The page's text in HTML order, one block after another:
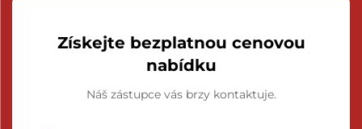
Získejte bezplatnou cenovou
nabídku
Náš zástupce vás brzy kontaktuje.